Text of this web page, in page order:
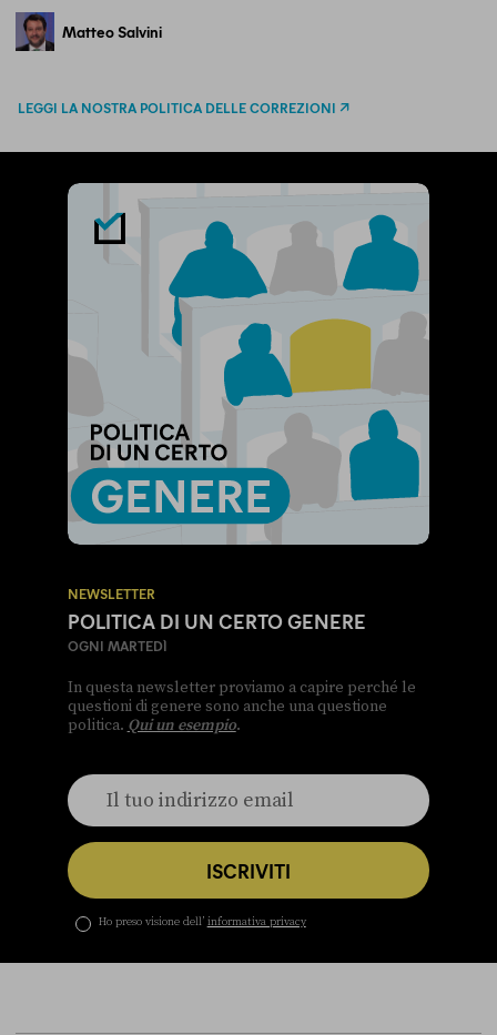
Matteo Salvini
LEGGI LA NOSTRA POLITICA DELLE CORREZIONI
NEWSLETTER
POLITICA DI UN CERTO GENERE
OGNI MARTEDÌ
In questa newsletter proviamo a capire perché le
questioni di genere sono anche una questione
politica. Qui un esempio.
ISCRIVITI
Ho preso visione dell’ informativa privacy